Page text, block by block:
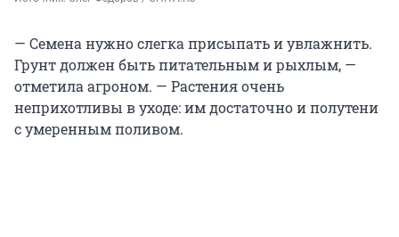
— Семена нужно слегка присыпать и увлажнить.
Грунт должен быть питательным и рыхлым, —
отметила агроном. — Растения очень
неприхотливы в уходе: им достаточно и полутени
с умеренным поливом.